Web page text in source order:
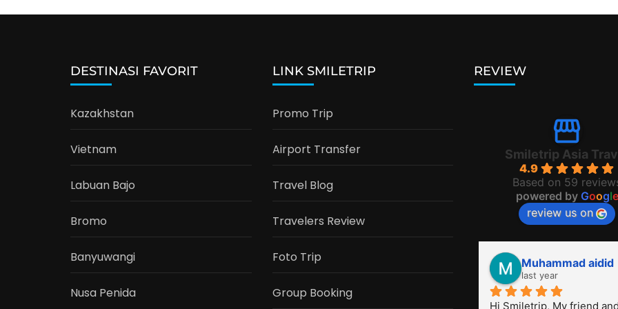
DESTINASI FAVORIT
Kazakhstan
Vietnam
Labuan Bajo
Bromo
Banyuwangi
Nusa Penida
LINK SMILETRIP
Promo Trip
Airport Transfer
Travel Blog
Travelers Review
Foto Trip
Group Booking
REVIEW
Smiletrip Asia
4.9
Based on 59
powered by Google
review us on
Muhammad aidid
last year
Hi Smiletrip, My friend